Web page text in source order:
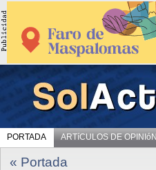
PORTADA ARTíCULOS DE
« Portada